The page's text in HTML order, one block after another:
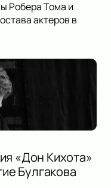
Робера Тома и
актеров в
«Дон Кихота»
Булгакова